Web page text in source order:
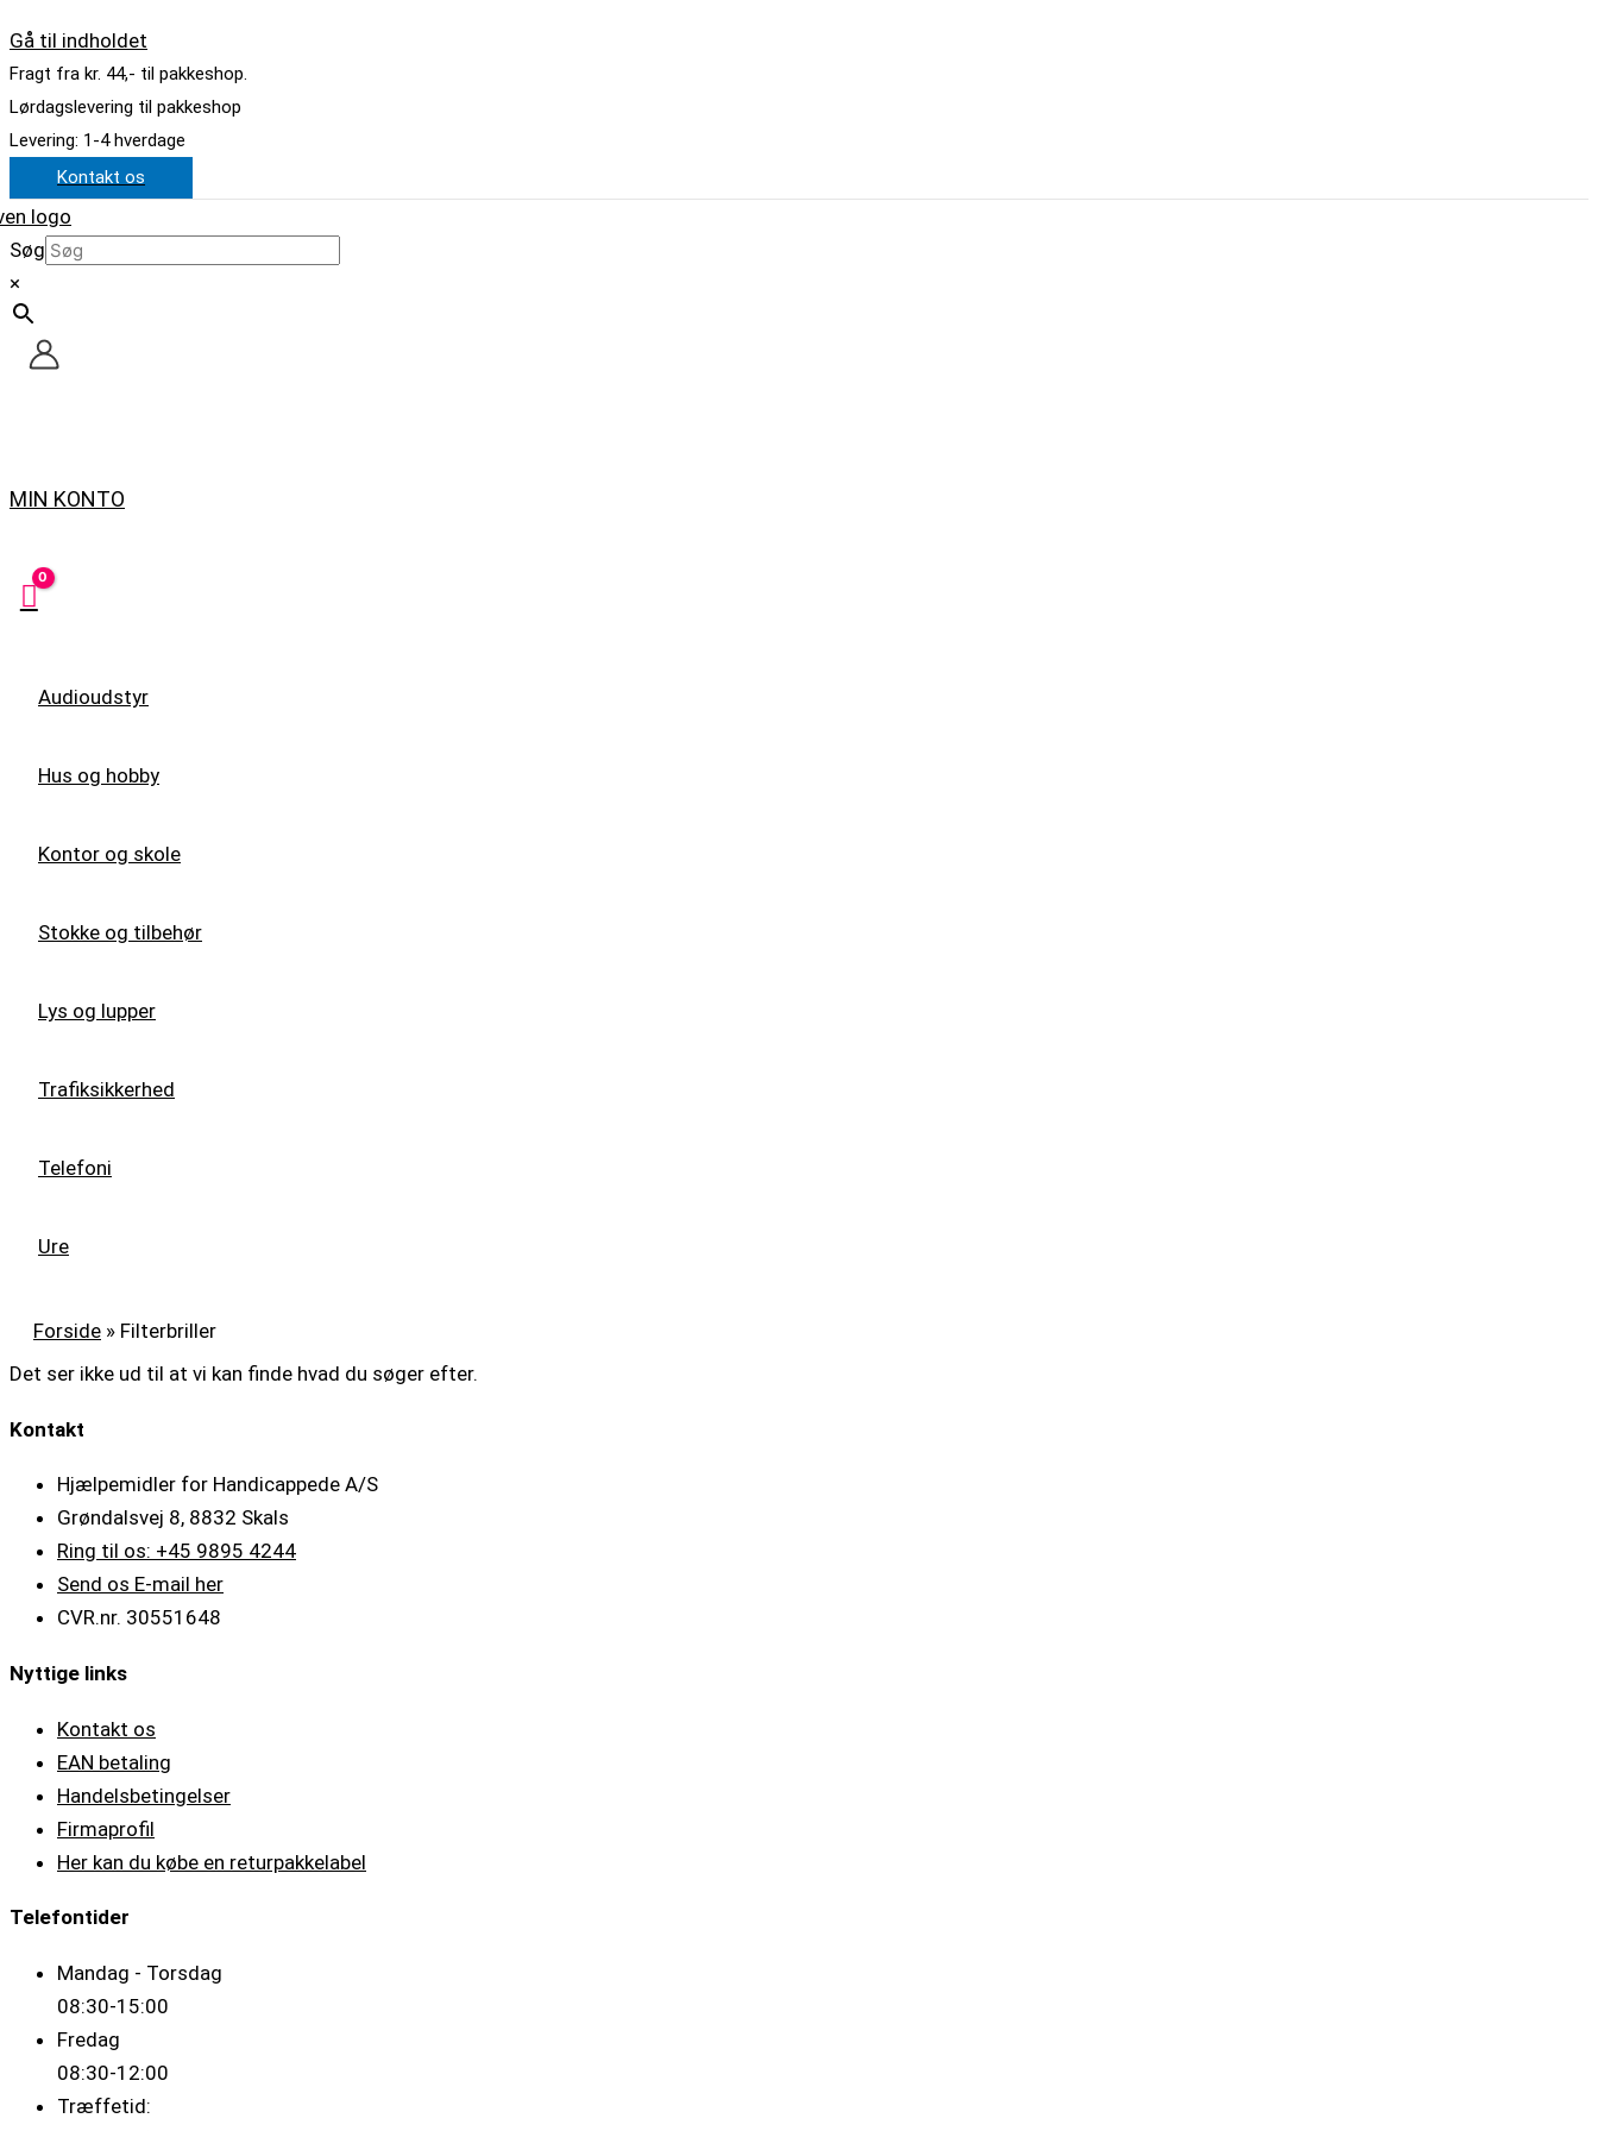
Gå til indholdet
Fragt fra kr. 44,- til pakkeshop.
Lørdagslevering til pakkeshop
Levering: 1-4 hverdage
Kontakt os
Søg
×
MIN KONTO
Audioudstyr
Hus og hobby
Kontor og skole
Stokke og tilbehør
Lys og lupper
Trafiksikkerhed
Telefoni
Ure
Forside » Filterbriller
Det ser ikke ud til at vi kan finde hvad du søger efter.
Kontakt
Hjælpemidler for Handicappede A/S
Grøndalsvej 8, 8832 Skals
Ring til os: +45 9895 4244
Send os E-mail her
CVR.nr. 30551648
Nyttige links
Kontakt os
EAN betaling
Handelsbetingelser
Firmaprofil
Her kan du købe en returpakkelabel
Telefontider
Mandag - Torsdag
08:30-15:00
Fredag
08:30-12:00
Træffetid: